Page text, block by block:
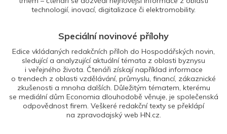
technologií, inovací, digitalizace či elektromobility.
Speciální novinové přílohy
Edice vkládaných redakčních příloh do Hospodářských novin,
sledující a analyzující aktuální témata z oblasti byznysu
i veřejného života. Čtenáři získají například informace
o trendech z oblasti vzdělávání, průmyslu, financí, zákaznické
zkušenosti a mnoha dalších. Důležitým tématem, kterému
se mediální dům Economia dlouhodobě věnuje, je společenská
odpovědnost firem. Veškeré redakční texty se překlápí
na zpravodajský web HN.cz.